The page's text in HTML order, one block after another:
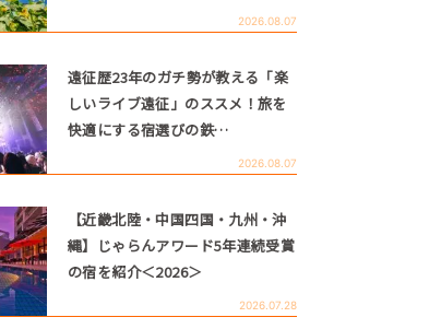
2026.08.07
遠征歴23年のガチ勢が教える「楽
しいライブ遠征」のススメ！旅を
快適にする宿選びの鉄…
2026.08.07
【近畿北陸・中国四国・九州・沖
縄】じゃらんアワード5年連続受賞
の宿を紹介＜2026＞
2026.07.28